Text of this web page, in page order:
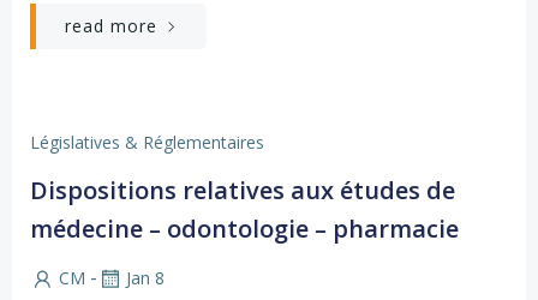
read more
Législatives & Réglementaires
Dispositions relatives aux études de
médecine – odontologie – pharmacie
CM - Jan 8